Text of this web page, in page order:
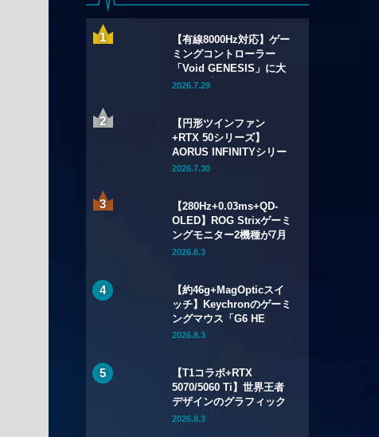
【有線8000Hz対応】ゲー
ミングコントローラー
「Void GENESIS」に大
型アップデートv3.00が配
ウザ化も
2026.7.29
【円形ツインファン
+RTX 50シリーズ】
AORUS INFINITYシリー
ズのグラフィックボード4
ミアムデザインを採用
2026.7.30
【280Hz+0.03ms+QD-
OLED】ROG Strixゲーミ
ングモニター2機種が7月
24日（金）発売——34型
2026.8.3
【約46g+MagOpticスイ
ッチ】Keychronのゲーミ
ングマウス「G6 HE
UltraLight」が7月28日
2026.8.3
【T1コラボ+RTX
5070/5060 Ti】世界王者
デザインのグラフィック
ボード2製品が7月24日
2026.8.3